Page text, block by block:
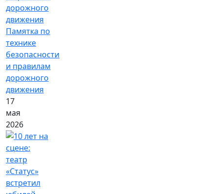
Памятка по
технике
безопасности
и правилам
дорожного
движения
17
мая
2026